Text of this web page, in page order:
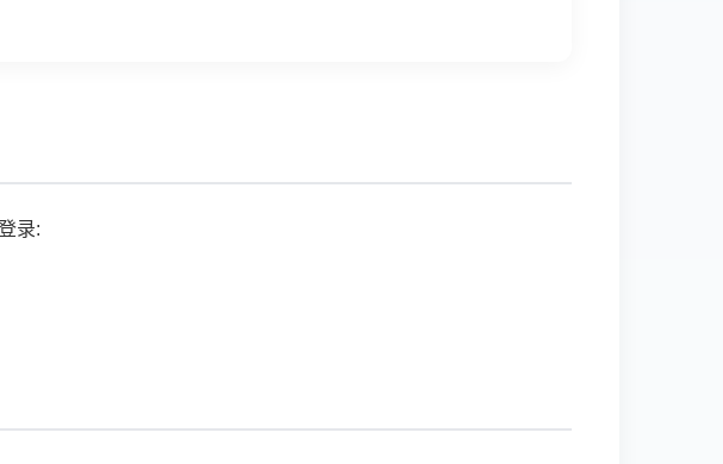
录: